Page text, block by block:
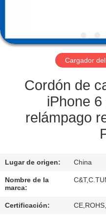
DE
CALIDAD
ÉNTRENOS
CONTACTO
PIDA
UNA
CITA
Cargador
Cordón de
iPhone
relámpago
Lugar de origen: China
Nombre de la
marca:
Certificación: